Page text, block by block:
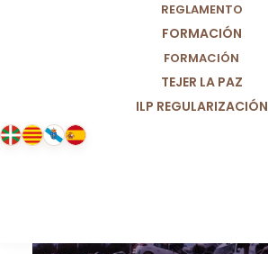
REGLAMENTO
FORMACIÓN
FORMACIÓN
TEJER LA PAZ
ILP REGULARIZACIÓN